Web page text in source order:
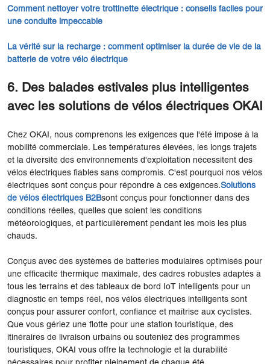
Comment nettoyer votre trottinette électrique : conseils faciles pour
une conduite impeccable
La vérité sur la recharge : comment optimiser la durée de vie de la
batterie de votre vélo électrique
6. Des balades estivales plus intelligentes
avec les solutions de vélos électriques OKAI
Chez OKAI, nous comprenons les exigences que l'été impose à la
mobilité commerciale. Les températures élevées, les longs trajets
et la diversité des environnements d'exploitation nécessitent des
vélos électriques fiables sans compromis. C'est pourquoi nos vélos
électriques sont conçus pour répondre à ces exigences.Solutions
de vélos électriques B2Bsont conçus pour fonctionner dans des
conditions réelles, quelles que soient les conditions
météorologiques, et particulièrement pendant les mois les plus
chauds.
Conçus avec des systèmes de batteries modulaires optimisés pour
une efficacité thermique maximale, des cadres robustes adaptés à
tous les terrains et des tableaux de bord IoT intelligents pour un
diagnostic en temps réel, nos vélos électriques intelligents sont
conçus pour assurer confort, confiance et maîtrise aux cyclistes.
Que vous gériez une flotte pour une station touristique, des
itinéraires de livraison urbains ou souteniez des programmes
touristiques, OKAI vous offre la technologie et la durabilité